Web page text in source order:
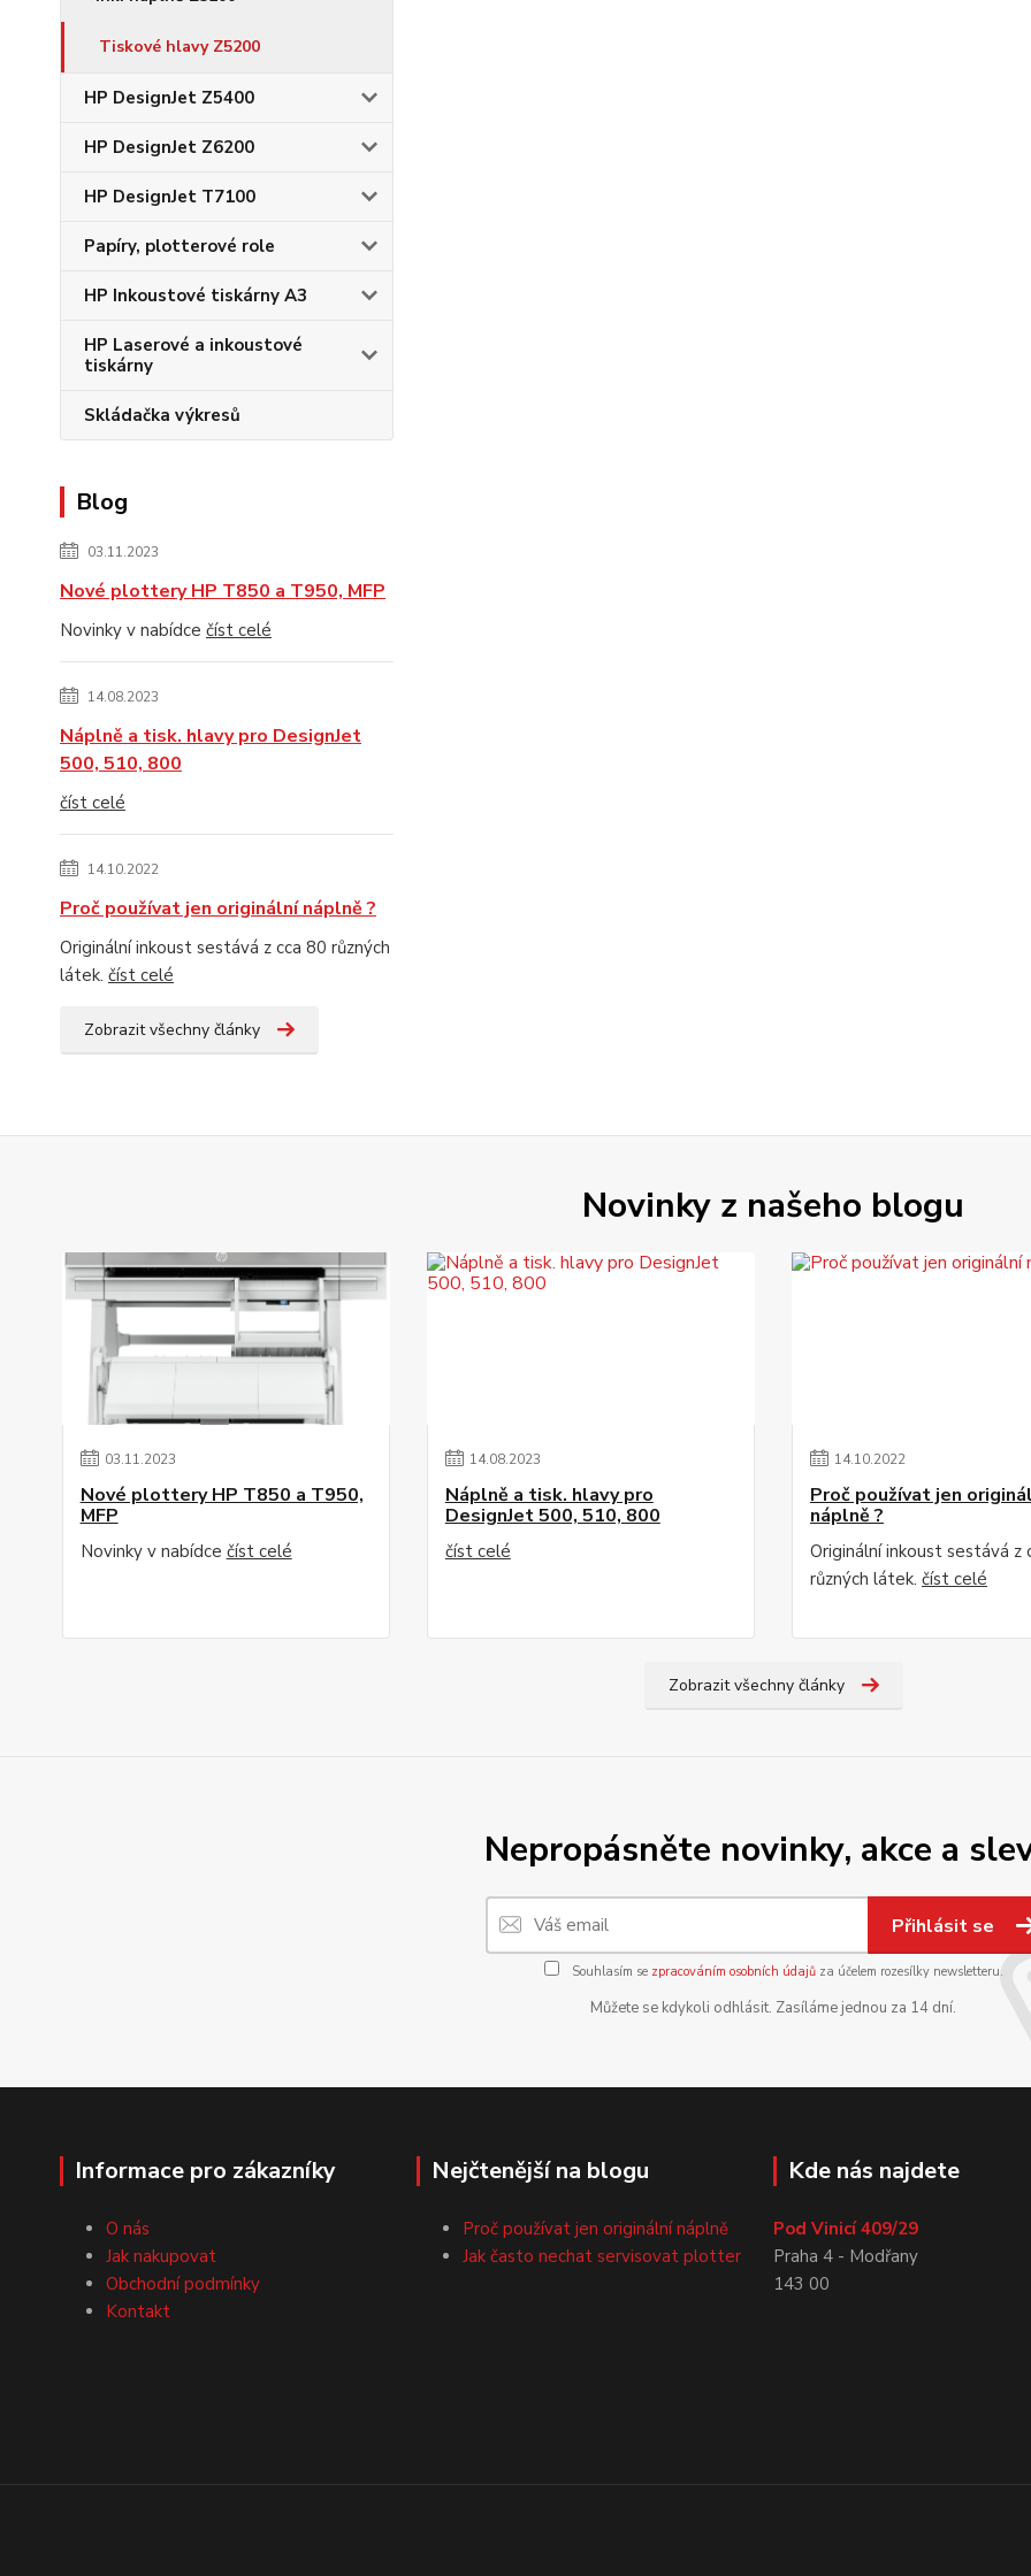
Tiskové hlavy Z5200
HP DesignJet Z5400
HP DesignJet Z6200
HP DesignJet T7100
Papíry, plotterové role
HP Inkoustové tiskárny A3
HP Laserové a inkoustové
tiskárny
Skládačka výkresů
Blog
03.11.2023
Nové plottery HP T850 a T950, MFP
Novinky v nabídce číst celé
14.08.2023
Náplně a tisk. hlavy pro DesignJet
500, 510, 800
číst celé
14.10.2022
Proč používat jen originální náplně ?
Originální inkoust sestává z cca 80 různých
látek. číst celé
Zobrazit všechny články
Novinky z našeho blogu
03.11.2023
Nové plottery HP T850 a T950,
MFP
Novinky v nabídce číst celé
14.08.2023
Náplně a tisk. hlavy pro
DesignJet 500, 510, 800
číst celé
14.10.2022
Proč používat jen
náplně ?
Originální inkoust sestává z
různých látek. číst celé
Zobrazit všechny články
Nepropásněte novinky, akce a
Přihlásit se
Souhlasím se zpracováním osobních údajůza účelem rozesílky newsletteru.
Můžete se kdykoli odhlásit. Zasíláme jednou za 14 dní.
Informace pro zákazníky
O nás
Jak nakupovat
Obchodní podmínky
Kontakt
Nejčtenější na blogu
Proč používat jen originální náplně
Jak často nechat servisovat plotter
Kde nás najdete
Pod Vinicí 409/29
Praha 4 - Modřany
143 00